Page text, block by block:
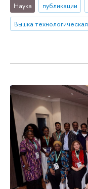
Наука публикации
Вышка технологическая